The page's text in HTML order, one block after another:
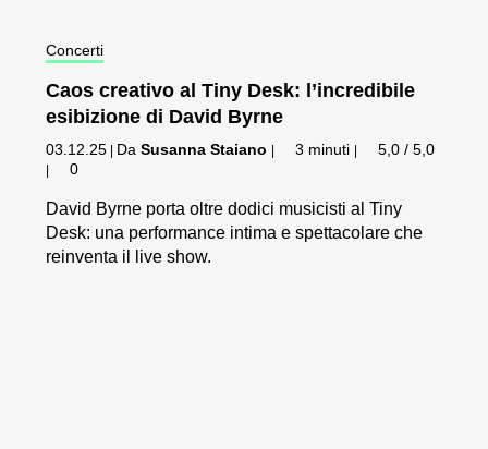
Concerti
Caos creativo al Tiny Desk: l’incredibile
esibizione di David Byrne
03.12.25 DaSusanna Staiano 3 minuti 5,0 / 5,0
0
David Byrne porta oltre dodici musicisti al Tiny
Desk: una performance intima e spettacolare che
reinventa il live show.